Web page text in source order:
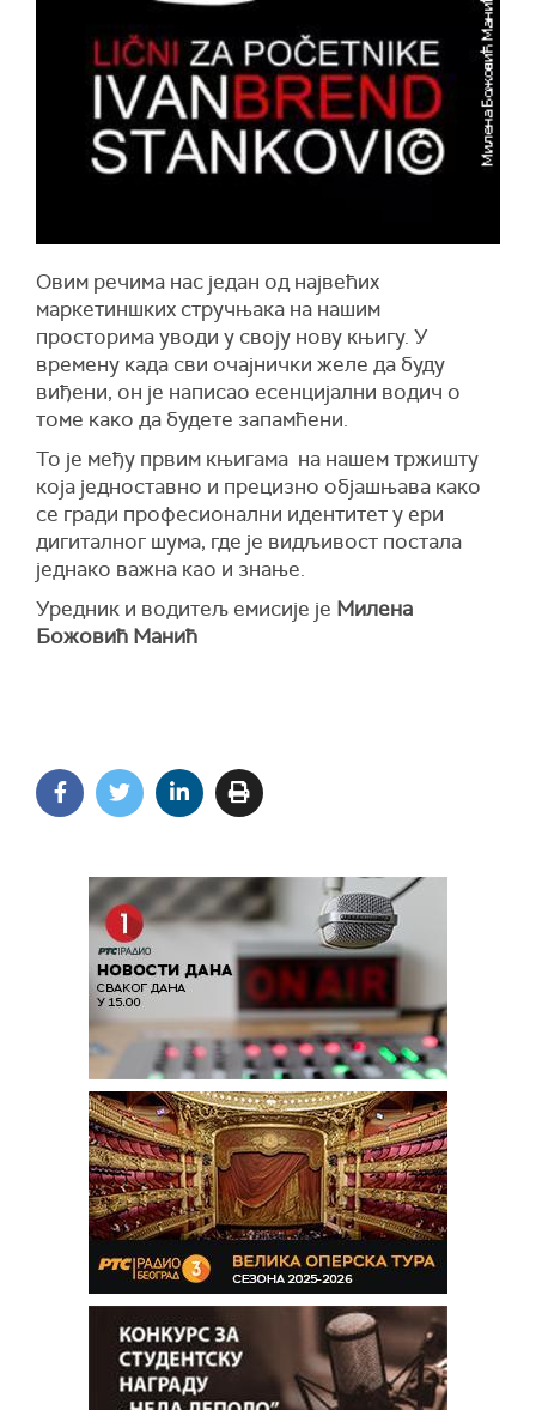
Овим речима нас један од највећих
маркетиншких стручњака на нашим
просторима уводи у своју нову књигу. У
времену када сви очајнички желе да буду
виђени, он је написао есенцијални водич о
томе како да будете запамћени.
То је међу првим књигама на нашем тржишту
која једноставно и прецизно објашњава како
се гради професионални идентитет у ери
дигиталног шума, где је видљивост постала
једнако важна као и знање.
Уредник и водитељ емисије је Милена
Божовић Манић